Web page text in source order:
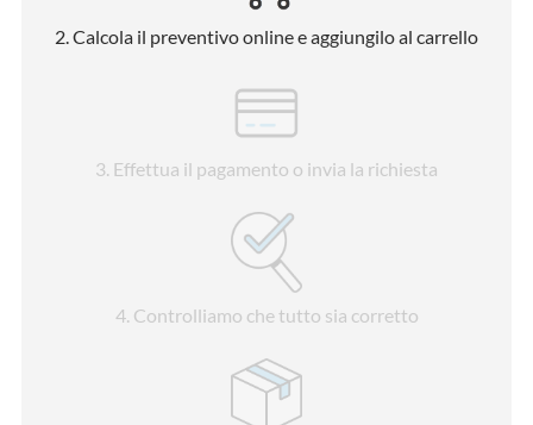
2. Calcola il preventivo online e aggiungilo al carrello
3. Effettua il pagamento o invia la richiesta
4. Controlliamo che tutto sia corretto